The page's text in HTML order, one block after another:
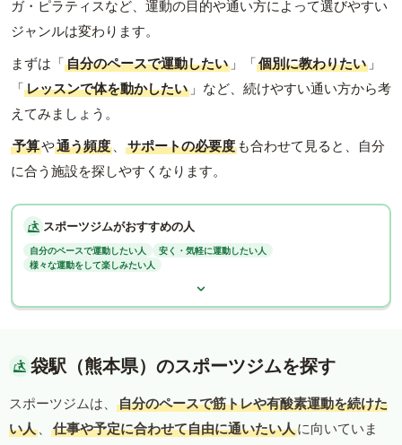
ガ・ピラティスなど、運動の目的や通い方によって選びやすい
ジャンルは変わります。
まずは「自分のペースで運動したい 」「個別に教わりたい 」
「レッスンで体を動かしたい 」など、続けやすい通い方から考
えてみましょう。
予算や通う頻度 、 サポートの必要度 も合わせて見ると、自分
に合う施設を探しやすくなります。
スポーツジムがおすすめの人
自分のペースで運動したい人
安く・気軽に運動したい人
様々な運動をして楽しみたい人
袋駅（熊本県）のスポーツジムを探す
スポーツジムは、
自分のペースで筋トレや有酸素運動を続けた
い人 、 仕事や予定に合わせて自由に通いたい人に向いていま